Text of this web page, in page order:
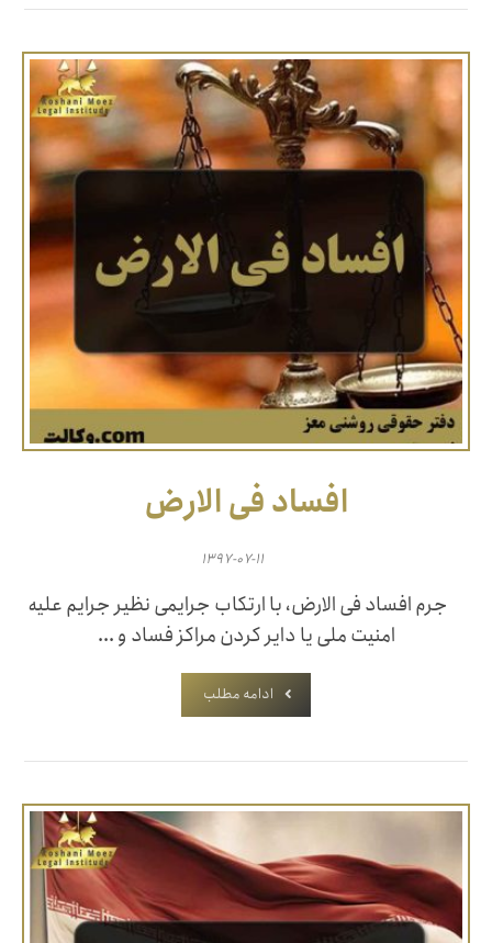
افساد فی الارض
۱۳۹۷-۰۷-۱۱
جرم افساد فی الارض، با ارتکاب جرایمی نظیر جرایم علیه
امنیت ملی یا دایر کردن مراکز فساد و ...
ادامه مطلب